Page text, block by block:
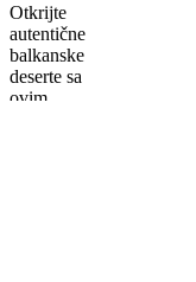
Otkrijte
autentične
balkanske
deserte sa
ovim